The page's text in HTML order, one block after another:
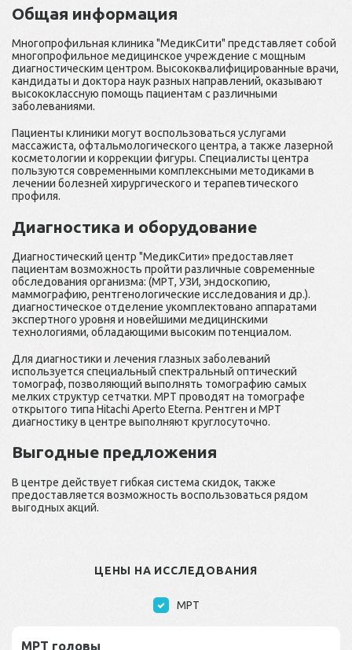
Общая информация
Многопрофильная клиника "МедикСити" представляет собой
многопрофильное медицинское учреждение с мощным
диагностическим центром. Высококвалифицированные врачи,
кандидаты и доктора наук разных направлений, оказывают
высококлассную помощь пациентам с различными
заболеваниями.
Пациенты клиники могут воспользоваться услугами
массажиста, офтальмологического центра, а также лазерной
косметологии и коррекции фигуры. Специалисты центра
пользуются современными комплексными методиками в
лечении болезней хирургического и терапевтического
профиля.
Диагностика и оборудование
Диагностический центр "МедикСити» предоставляет
пациентам возможность пройти различные современные
обследования организма: (МРТ, УЗИ, эндоскопию,
маммографию, рентгенологические исследования и др.).
диагностическое отделение укомплектовано аппаратами
экспертного уровня и новейшими медицинскими
технологиями, обладающими высоким потенциалом.
Для диагностики и лечения глазных заболеваний
используется специальный спектральный оптический
томограф, позволяющий выполнять томографию самых
мелких структур сетчатки. МРТ проводят на томографе
открытого типа Hitachi Aperto Eterna. Рентген и МРТ
диагностику в центре выполняют круглосуточно.
Выгодные предложения
В центре действует гибкая система скидок, также
предоставляется возможность воспользоваться рядом
выгодных акций.
ЦЕНЫ НА ИССЛЕДОВАНИЯ
МРТ
МРТ головы